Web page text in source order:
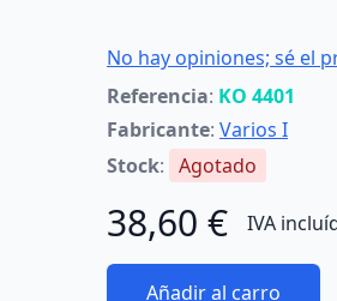
No hay opiniones; sé el
Referencia: KO 4401
Fabricante: Varios I
Stock: Agotado
38,60 € IVA
Añadir al carro